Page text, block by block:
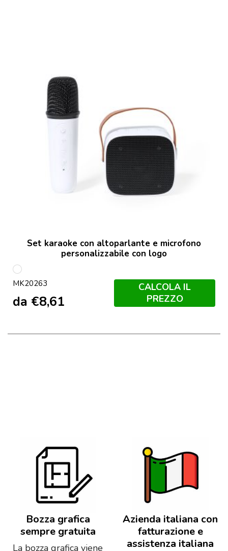
Set karaoke con altoparlante e microfono
personalizzabile con logo
Bianco
MK20263
da €8,61
CALCOLA IL
PREZZO
Bozza grafica
sempre gratuita
La bozza grafica viene
Azienda italiana con
fatturazione e
assistenza italiana